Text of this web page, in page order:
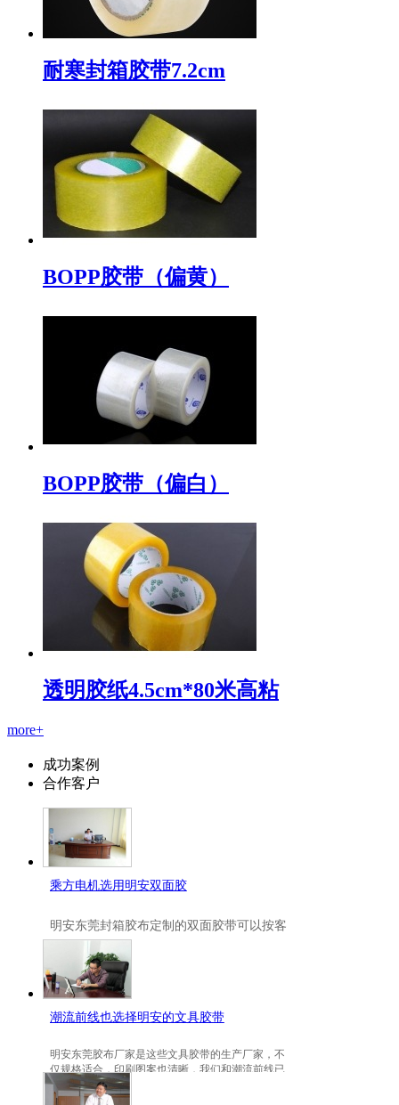
耐寒封箱胶带7.2cm
BOPP胶带（偏黄）
BOPP胶带（偏白）
透明胶纸4.5cm*80米高粘
more+
成功案例
合作客户
乘方电机选用明安双面胶
明安东莞封箱胶布定制 的双面胶带可以按客
是可以定做的，不仅如此，规格也是可以定
做的。
潮流前线也选择明安的文具胶带
明安东莞胶布厂家是这些文具胶带的生产厂家，不
仅规格适合，印刷图案也清晰，我们和潮流前线已
有3年的稳定合作关系。